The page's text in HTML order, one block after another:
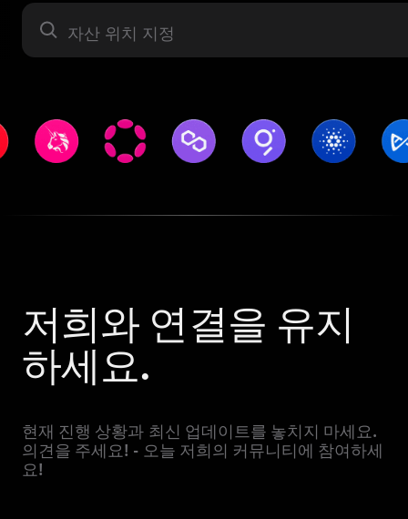
자산 라벨
저희와 연결을 유지
하세요.
현재 진행 상황과 최신 업데이트를 놓치지 마세요.
의견을 주세요! - 오늘 저희의 커뮤니티에 참여하세
요!